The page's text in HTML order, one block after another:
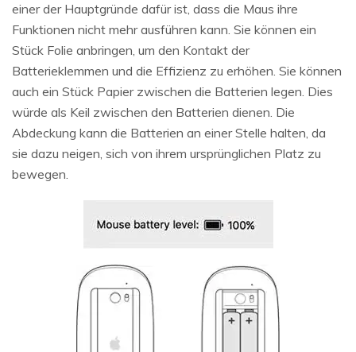
einer der Hauptgründe dafür ist, dass die Maus ihre
Funktionen nicht mehr ausführen kann. Sie können ein
Stück Folie anbringen, um den Kontakt der
Batterieklemmen und die Effizienz zu erhöhen. Sie können
auch ein Stück Papier zwischen die Batterien legen. Dies
würde als Keil zwischen den Batterien dienen. Die
Abdeckung kann die Batterien an einer Stelle halten, da
sie dazu neigen, sich von ihrem ursprünglichen Platz zu
bewegen.